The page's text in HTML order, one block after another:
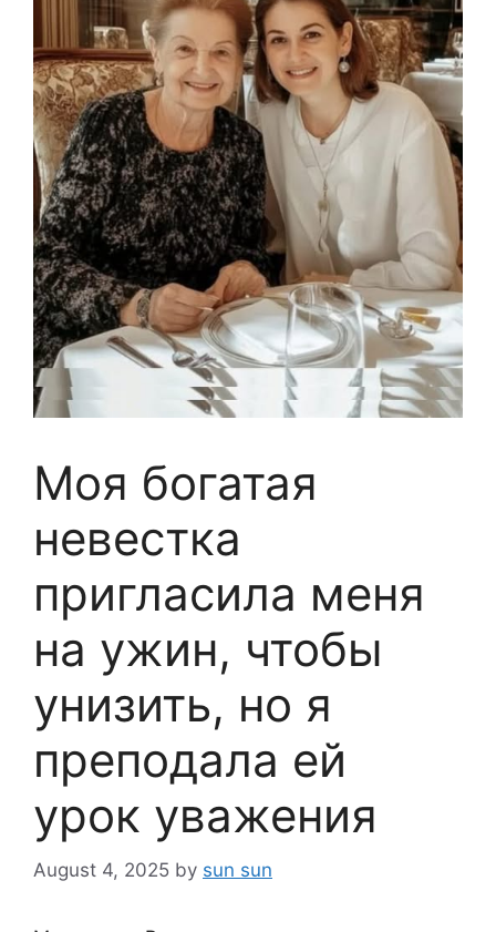
Моя богатая
невестка
пригласила меня
на ужин, чтобы
унизить, но я
преподала ей
урок уважения
August 4, 2025 by sun sun